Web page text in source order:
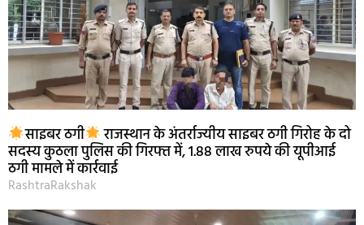
साइबर ठगी राजस्थान के अंतर्राज्यीय साइबर ठगी गिरोह के दो
सदस्य कुठला पुलिस की गिरफ्त में, 1.88 लाख रुपये की यूपीआई
ठगी मामले में कार्रवाई
RashtraRakshak